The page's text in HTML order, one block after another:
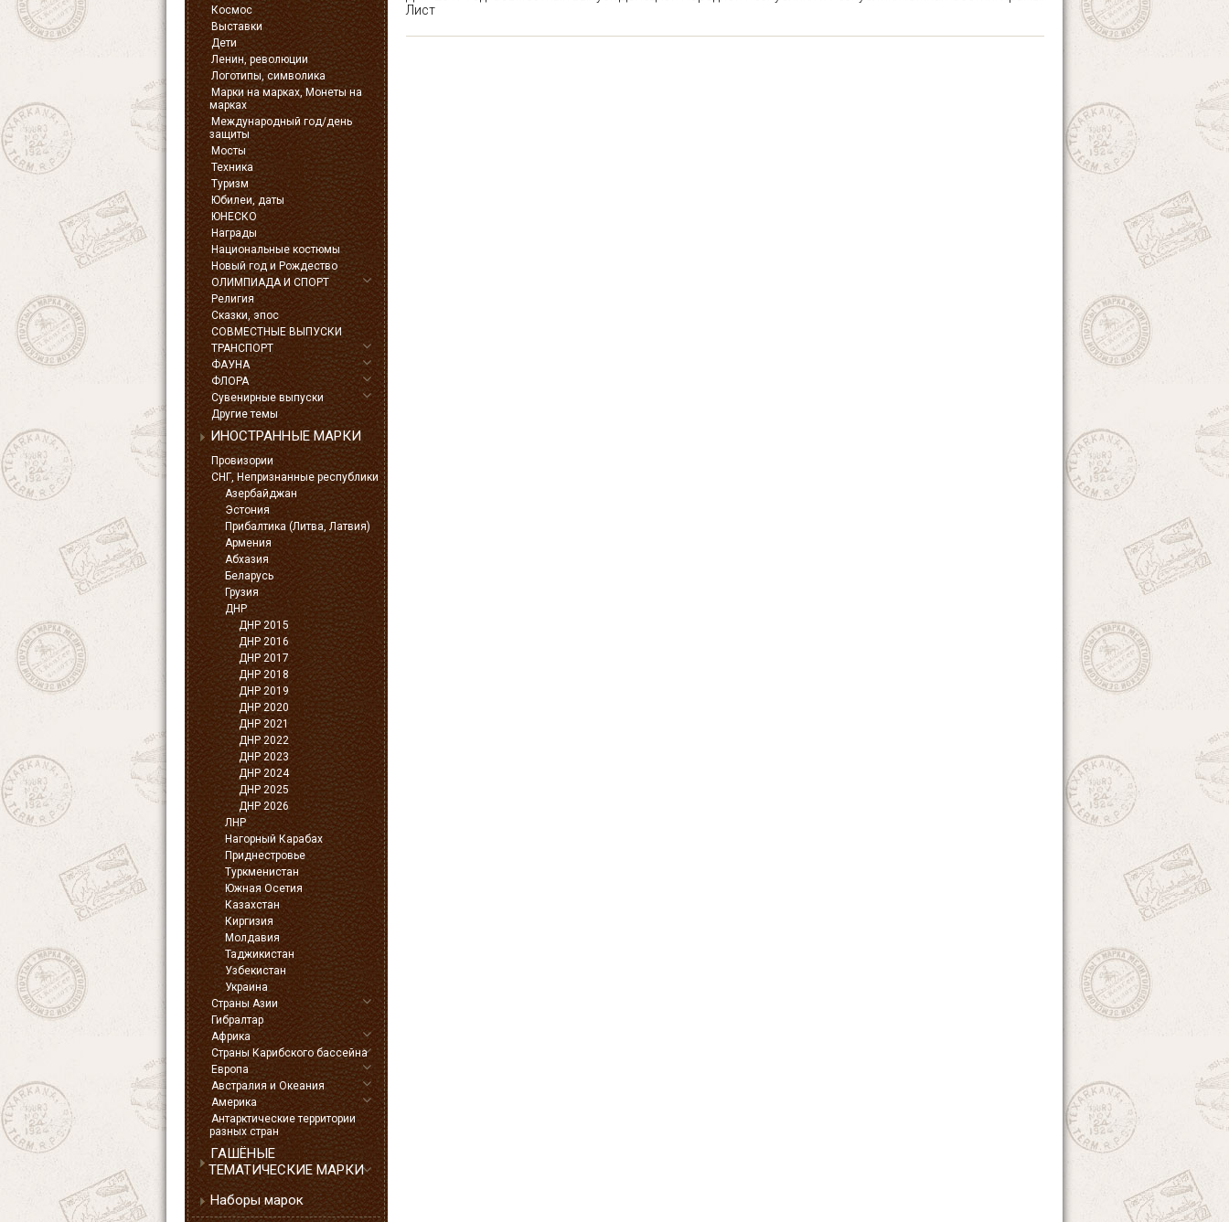
Космос
Выставки
Дети
Ленин, революции
Логотипы, символика
Марки на марках, Монеты на
марках
Международный год/день
защиты
Мосты
Техника
Туризм
Юбилеи, даты
ЮНЕСКО
Награды
Национальные костюмы
Новый год и Рождество
ОЛИМПИАДА И СПОРТ
Религия
Сказки, эпос
СОВМЕСТНЫЕ ВЫПУСКИ
ТРАНСПОРТ
ФАУНА
ФЛОРА
Сувенирные выпуски
Другие темы
ИНОСТРАННЫЕ МАРКИ
Провизории
СНГ, Непризнанные республики
Азербайджан
Эстония
Прибалтика (Литва, Латвия)
Армения
Абхазия
Беларусь
Грузия
ДНР
ДНР 2015
ДНР 2016
ДНР 2017
ДНР 2018
ДНР 2019
ДНР 2020
ДНР 2021
ДНР 2022
ДНР 2023
ДНР 2024
ДНР 2025
ДНР 2026
ЛНР
Нагорный Карабах
Приднестровье
Туркменистан
Южная Осетия
Казахстан
Киргизия
Молдавия
Таджикистан
Узбекистан
Украина
Страны Азии
Гибралтар
Африка
Страны Карибского бассейна
Европа
Австралия и Океания
Америка
Антарктические территории
разных стран
ГАШЁНЫЕ
ТЕМАТИЧЕСКИЕ МАРКИ
Наборы марок
Лист